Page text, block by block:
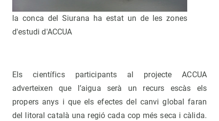
la conca del Siurana ha estat un de les zones
d'estudi d'ACCUA
Els científics participants al projecte ACCUA
adverteixen que l’aigua serà un recurs escàs els
propers anys i que els efectes del canvi global faran
del litoral català una regió cada cop més seca i càlida.